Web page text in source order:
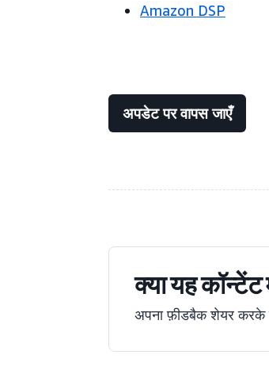
Amazon DSP
अपडेट पर वापस जाएँ
क्या यह कॉन्टेंट
अपना फ़ीडबैक शेयर करके